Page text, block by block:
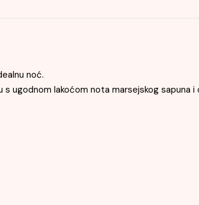
noć.
ugodnom lakoćom nota marsejskog sapuna